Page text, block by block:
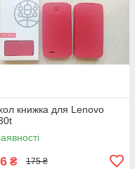
книжка для Lenovo
₴ 175 ₴